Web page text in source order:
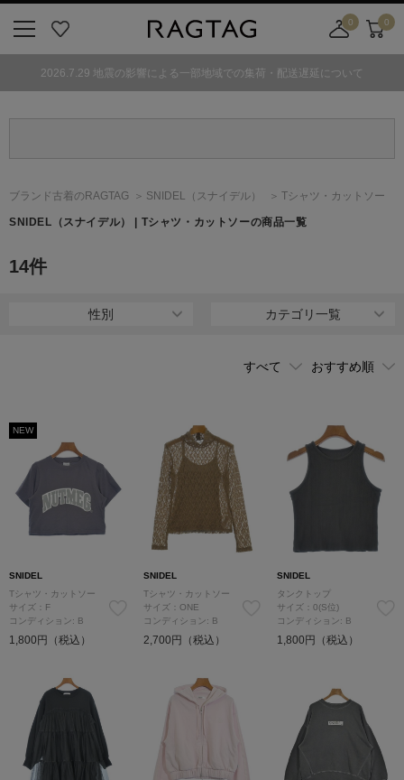
気
0
舗
カ
ト
0
2026.7.29 地震の影響による一部地域での集荷・配送遅延について
ブランド古着のRAGTAG SNIDEL （スナイデル） Tシャツ・カットソー
SNIDEL （スナイデル） | Tシャツ・カットソーの商品一覧
14件
性別 カテゴリ一覧
NEW
SNIDEL
Tシャツ・カットソー
サイズ：F
コンディション: B
1,800円（税込）
SNIDEL
Tシャツ・カットソー
サイズ：ONE
コンディション: B
2,700円（税込）
SNIDEL
タンクトップ
サイズ：0(S位)
コンディション: B
1,800円（税込）